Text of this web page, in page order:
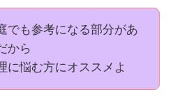
でも参考になる部分があ
から
に悩む方にオススメよ